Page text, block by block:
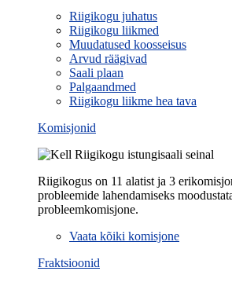
Riigikogu juhatus
Riigikogu liikmed
Muudatused koosseisus
Arvud räägivad
Saali plaan
Palgaandmed
Riigikogu liikme hea tava
Komisjonid
Riigikogus on 11 alatist ja 3
probleemide lahendamiseks
probleemkomisjone.
Vaata kõiki komisjone
Fraktsioonid